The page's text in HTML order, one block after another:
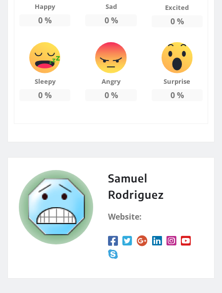
Happy
0%
Sad
0%
Excited
0%
Sleepy
0%
Angry
0%
Surprise
0%
Samuel
Rodriguez
Website: